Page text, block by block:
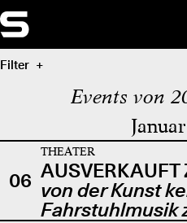
Filter
Events von
06
THEATER
von der Kunst
Fahrstuhlmusik